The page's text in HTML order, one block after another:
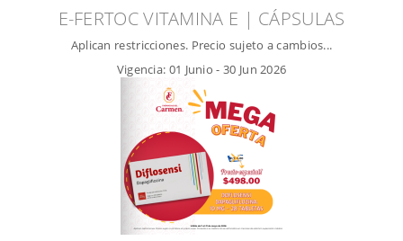
E-FERTOC VITAMINA E | CÁPSULAS
Aplican restricciones. Precio sujeto a cambios...
Vigencia: 01 Junio - 30 Jun 2026